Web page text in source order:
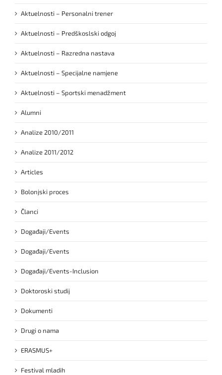
Aktuelnosti – Personalni trener
Aktuelnosti – Predškoslski odgoj
Aktuelnosti – Razredna nastava
Aktuelnosti – Specijalne namjene
Aktuelnosti – Sportski menadžment
Alumni
Analize 2010/2011
Analize 2011/2012
Articles
Bolonjski proces
Članci
Događaji/Events
Događaji/Events
Događaji/Events-Inclusion
Doktoroski studij
Dokumenti
Drugi o nama
ERASMUS+
Festival mladih